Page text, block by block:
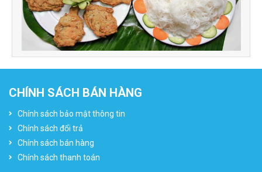
CHÍNH SÁCH BÁN HÀNG
Chính sách bảo mật thông tin
Chính sách đổi trả
Chính sách bán hàng
Chính sách thanh toán